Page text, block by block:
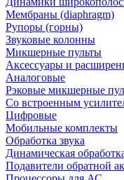
Мембраны (diaphragm)
Рупоры (горны)
Звуковые колонны
Микшерные пульты
Аксессуары и
Аналоговые
Рэковые микшерные
Со встроенным
Цифровые
Мобильные комплекты
Обработка звука
Динамическая
Подавители обратной